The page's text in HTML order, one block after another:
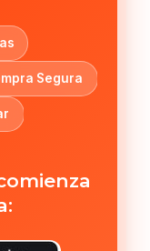
Segura